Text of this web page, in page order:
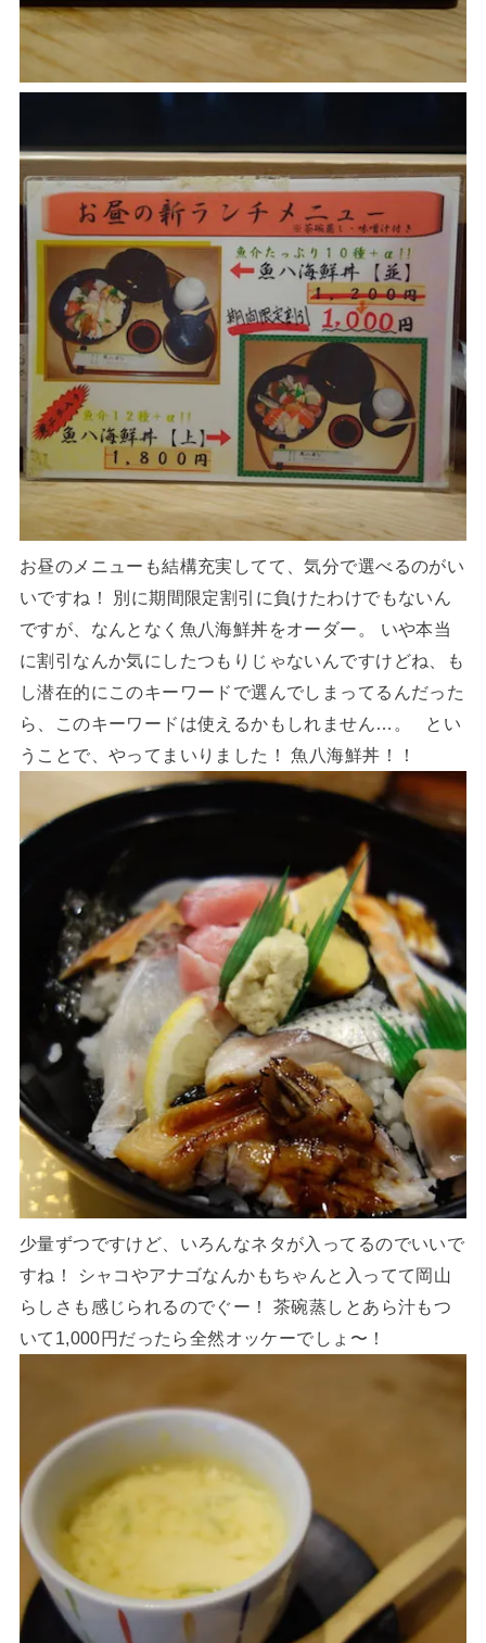
お昼のメニューも結構充実してて、気分で選べるのがい
いですね！ 別に期間限定割引に負けたわけでもないん
ですが、なんとなく魚八海鮮丼をオーダー。 いや本当
に割引なんか気にしたつもりじゃないんですけどね、も
し潜在的にこのキーワードで選んでしまってるんだった
ら、このキーワードは使えるかもしれません…。 とい
うことで、やってまいりました！ 魚八海鮮丼！！
少量ずつですけど、いろんなネタが入ってるのでいいで
すね！ シャコやアナゴなんかもちゃんと入ってて岡山
らしさも感じられるのでぐー！ 茶碗蒸しとあら汁もつ
いて1,000円だったら全然オッケーでしょ〜！